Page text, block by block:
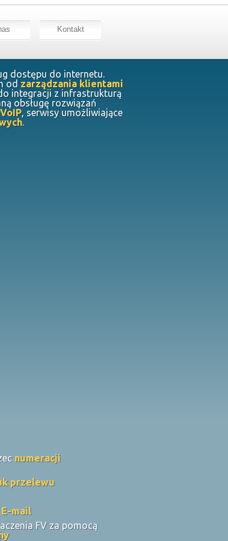
Kontakt
dostępu do internetu.
od zarządzania klientami
integracji z infrastrukturą
obsługę rozwiązań
VoIP, serwisy umożliwiające
.
numeracji
przelewu
E-mail
FV za pomocą